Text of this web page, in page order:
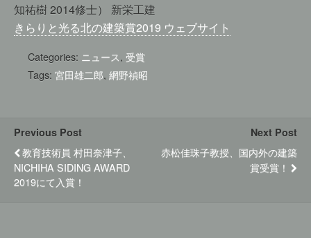
知祐樹 2014修士） 新栄工建
きらりと光る北の建築賞2019 ウェブサイト
Categories: ニュース, 受賞
Tags: 宮田雄二郎, 網野禎昭
Previous Post
教育技術員 村田奈津子、
NICHIHA SIDING AWARD
2019にて入賞！
Next Post
赤松佳珠子教授、国内外の建築
賞受賞！